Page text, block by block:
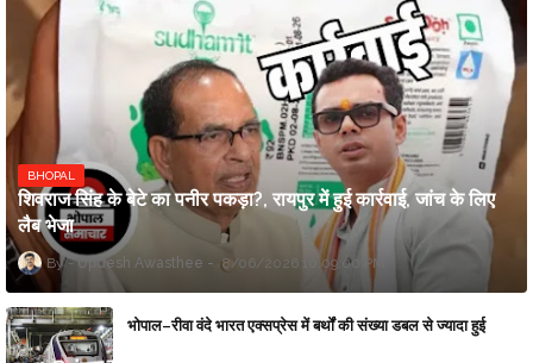
BHOPAL
शिवराज सिंह के बेटे का पनीर पकड़ा?, रायपुर में हुई कार्रवाई, जांच के लिए
लैब भेजा
Updesh Awasthee 8/06/2026 10:09:00 PM
भोपाल–रीवा वंदे भारत एक्सप्रेस में बर्थों की संख्या डबल से ज्यादा हुई